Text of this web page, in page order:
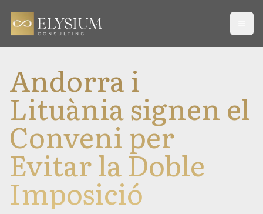
Andorra i
Lituània signen el
Conveni per
Evitar la Doble
Imposició